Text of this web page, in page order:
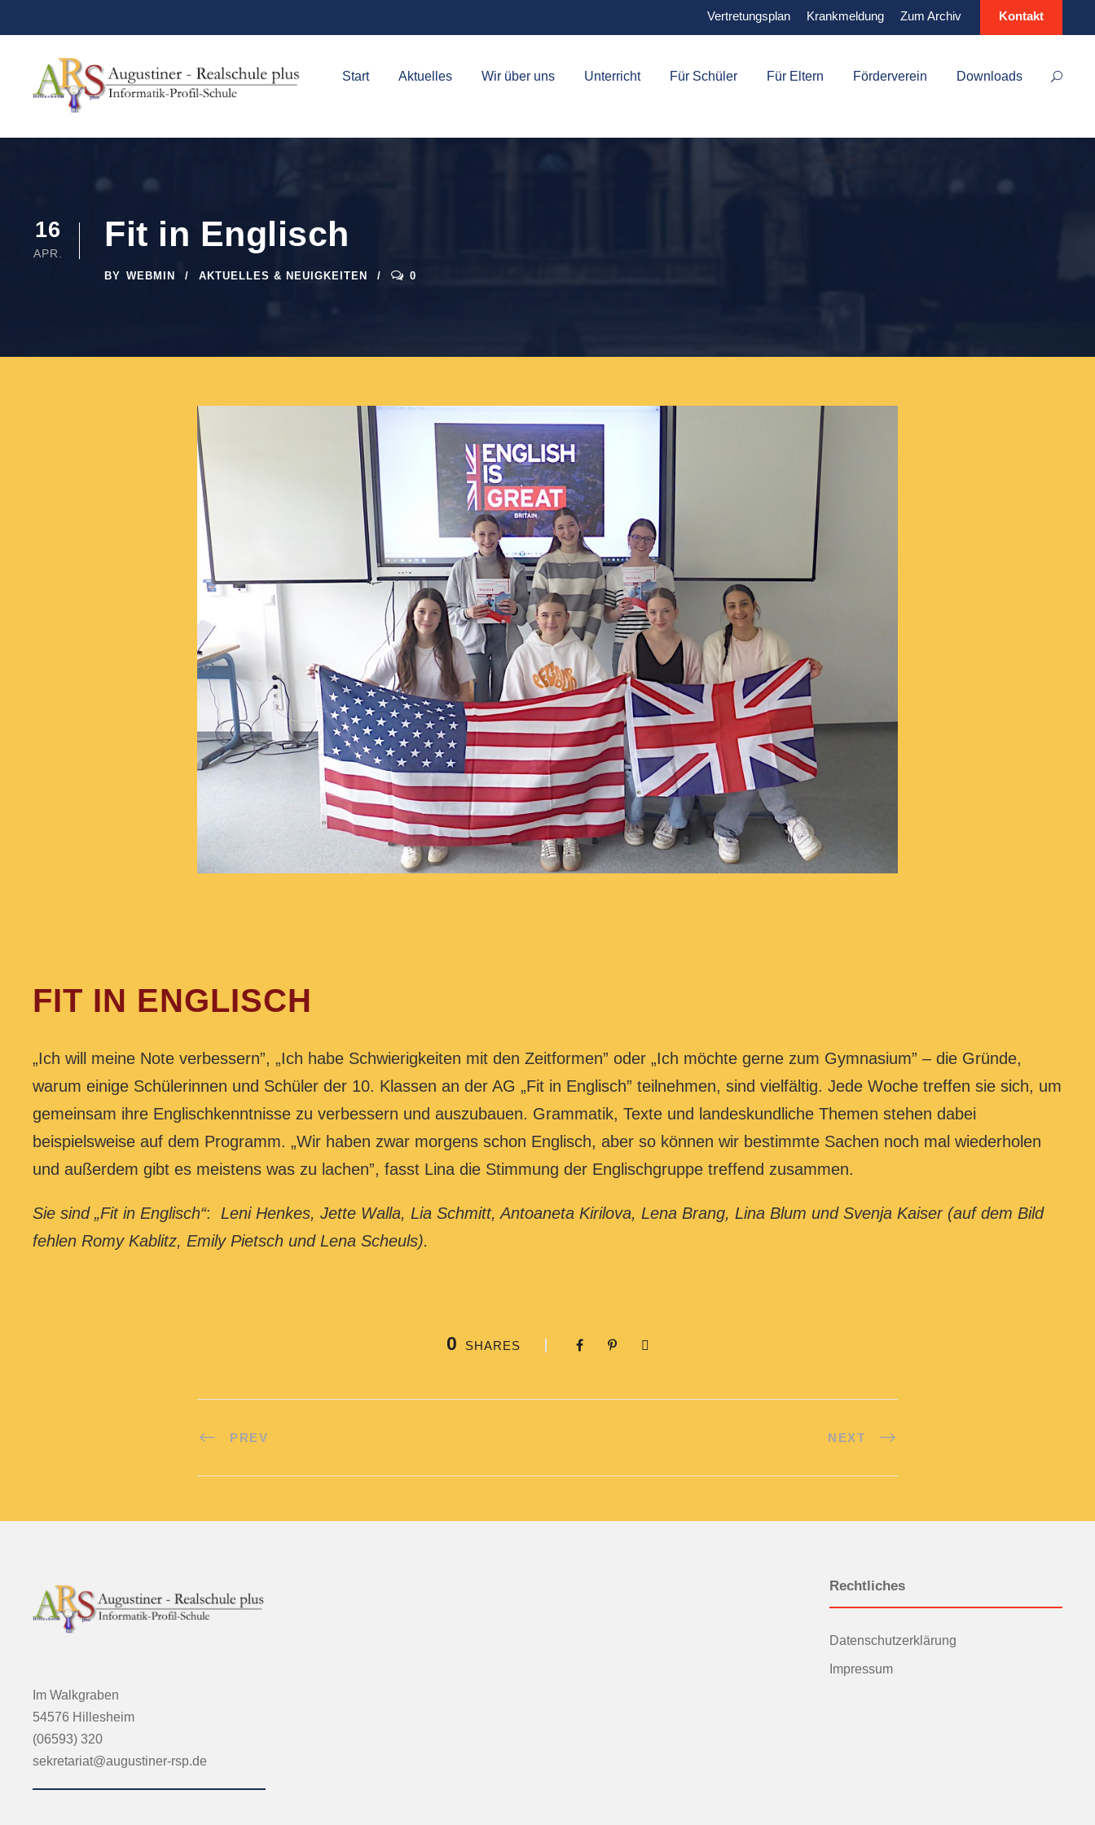
Vertretungsplan Krankmeldung Zum Archiv Kontakt
Start Aktuelles Wir über uns Unterricht Für Schüler Für Eltern Förderverein Downloads
16
APR. Fit in Englisch
BY WEBMIN AKTUELLES & NEUIGKEITEN 0
FIT IN ENGLISCH
„Ich will meine Note verbessern”, „Ich habe Schwierigkeiten mit den Zeitformen” oder „Ich möchte gerne zum Gymnasium” – die Gründe,
warum einige Schülerinnen und Schüler der 10. Klassen an der AG „Fit in Englisch” teilnehmen, sind vielfältig. Jede Woche treffen sie sich, um
gemeinsam ihre Englischkenntnisse zu verbessern und auszubauen. Grammatik, Texte und landeskundliche Themen stehen dabei
beispielsweise auf dem Programm. „Wir haben zwar morgens schon Englisch, aber so können wir bestimmte Sachen noch mal wiederholen
und außerdem gibt es meistens was zu lachen”, fasst Lina die Stimmung der Englischgruppe treffend zusammen.
Sie sind „Fit in Englisch“: Leni Henkes, Jette Walla, Lia Schmitt, Antoaneta Kirilova, Lena Brang, Lina Blum und Svenja Kaiser (auf dem Bild
fehlen Romy Kablitz, Emily Pietsch und Lena Scheuls).
0 SHARES
PREV NEXT
Im Walkgraben
54576 Hillesheim
(06593) 320
sekretariat@augustiner-rsp.de
Rechtliches
Datenschutzerklärung
Impressum